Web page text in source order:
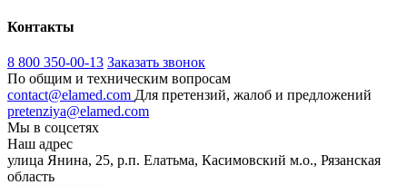
Контакты
8 800 350-00-13 Заказать звонок
По общим и техническим вопросам
contact@elamed.com Для претензий, жалоб и предложений
pretenziya@elamed.com
Мы в соцсетях
Наш адрес
улица Янина, 25, р.п. Елатьма, Касимовский м.о., Рязанская
область